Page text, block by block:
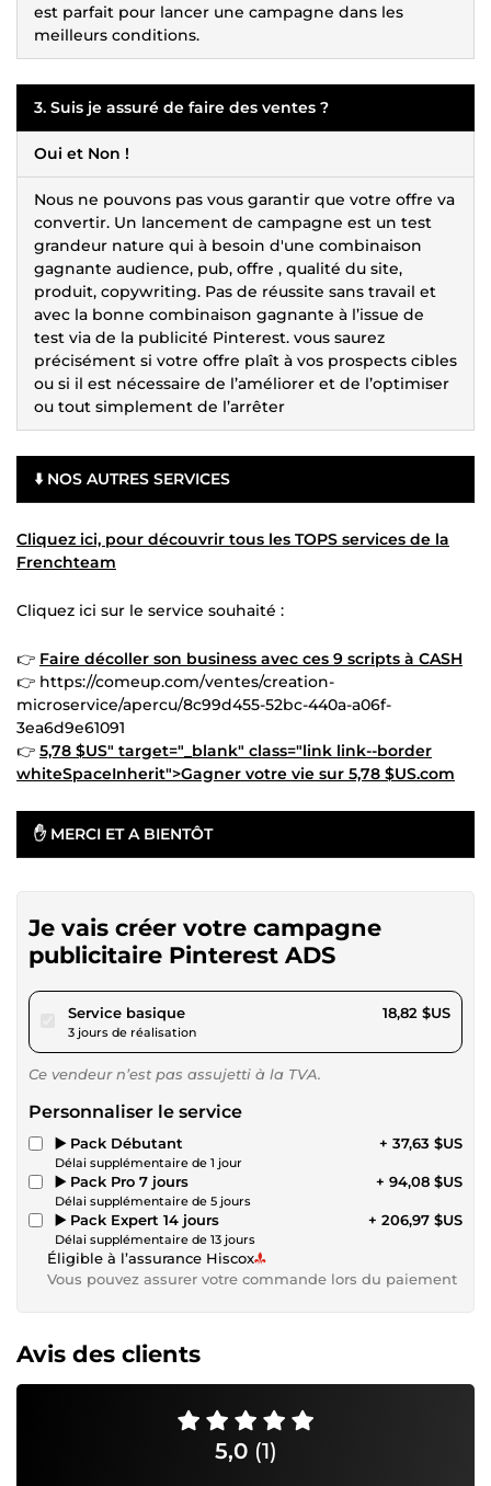
est parfait pour lancer une campagne dans les
meilleurs conditions.
3. Suis je assuré de faire des ventes ?
Oui et Non !
Nous ne pouvons pas vous garantir que votre offre va
convertir. Un lancement de campagne est un test
grandeur nature qui à besoin d'une combinaison
gagnante audience, pub, offre , qualité du site,
produit, copywriting. Pas de réussite sans travail et
avec la bonne combinaison gagnante à l’issue de
test via de la publicité Pinterest. vous saurez
précisément si votre offre plaît à vos prospects cibles
ou si il est nécessaire de l’améliorer et de l’optimiser
ou tout simplement de l’arrêter
⬇️ NOS AUTRES SERVICES
Cliquez ici, pour découvrir tous les TOPS services de la
Frenchteam
Cliquez ici sur le service souhaité :
👉 Faire décoller son business avec ces 9 scripts à CASH
👉 https://comeup.com/ventes/creation-
microservice/apercu/8c99d455-52bc-440a-a06f-
3ea6d9e61091
👉 5,78 $US" target="_blank" class="link link--border
whiteSpaceInherit">Gagner votre vie sur 5,78 $US.com
✋ MERCI ET A BIENTÔT
Je vais créer votre campagne
publicitaire Pinterest ADS
Service basiquepour 17,34 $US
3 jours de réalisation
18,82 $US
Ce vendeur n’est pas assujetti à la TVA.
Personnaliser le service
▶️ Pack Débutant
Délai supplémentaire de 1 jour
+ 37,63 $US
▶️ Pack Pro 7 jours
Délai supplémentaire de 5 jours
+ 94,08 $US
▶️ Pack Expert 14 jours
Délai supplémentaire de 13 jours
+ 206,97 $US
Éligible à l’assurance Hiscox
Vous pouvez assurer votre commande lors du paiement
Avis des clients
5,0 (1)